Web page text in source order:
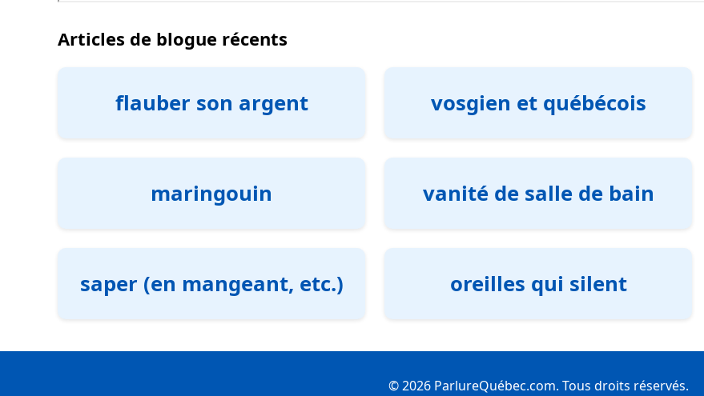
Articles de blogue récents
flauber son argent vosgien et québécois
maringouin vanité de salle de bain
saper (en mangeant, etc.) oreilles qui silent
© 2026 ParlureQuébec.com. Tous droits réservés.